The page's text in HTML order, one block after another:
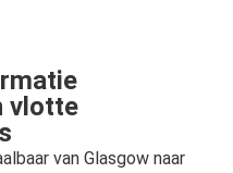
vlotte
van Glasgow naar